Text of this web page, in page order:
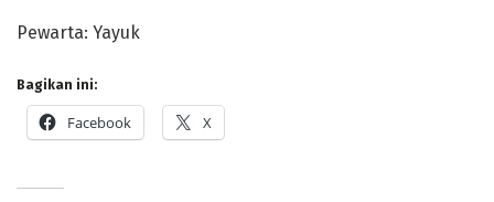
Pewarta: Yayuk
Bagikan ini:
Facebook X